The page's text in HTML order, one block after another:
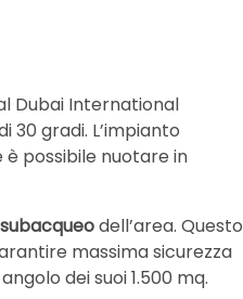
Dubai International
gradi. L’impianto
è possibile nuotare in
dell’area. Questo
massima sicurezza
dei suoi 1.500 mq.